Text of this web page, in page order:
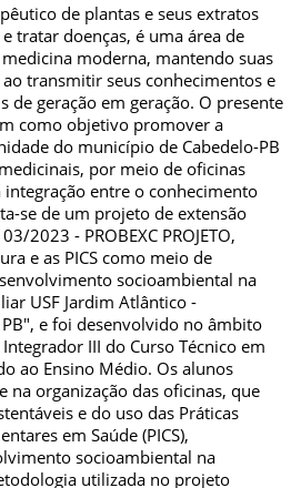
de plantas e seus extratos
tratar doenças, é uma área de
moderna, mantendo suas
transmitir seus conhecimentos e
de geração em geração. O presente
como objetivo promover a
do município de Cabedelo-PB
por meio de oficinas
integração entre o conhecimento
se de um projeto de extensão
2023 - PROBEXC PROJETO,
e as PICS como meio de
socioambiental na
USF Jardim Atlântico -
e foi desenvolvido no âmbito
III do Curso Técnico em
ao Ensino Médio. Os alunos
na organização das oficinas, que
e do uso das Práticas
em Saúde (PICS),
socioambiental na
utilizada no projeto